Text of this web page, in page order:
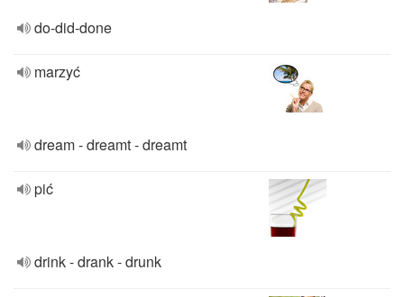
do-did-done
marzyć
dream - dreamt - dreamt
pić
drink - drank - drunk